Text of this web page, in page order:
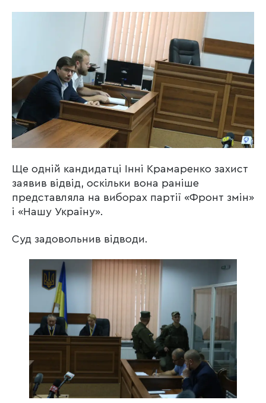
Ще одній кандидатці Інні Крамаренко захист
заявив відвід, оскільки вона раніше
представляла на виборах партії «Фронт змін»
і «Нашу Україну».
Суд задовольнив відводи.